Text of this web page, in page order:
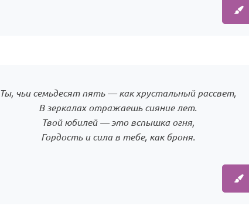
Ты, чьи семьдесят пять — как хрустальный рассвет,
В зеркалах отражаешь сияние лет.
Твой юбилей — это вспышка огня,